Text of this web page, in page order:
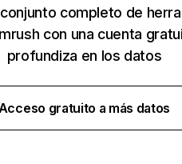
completo de
con una cuenta
profundiza en los datos
gratuito a más datos